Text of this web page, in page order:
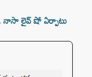
నాసా లైవ్‌ షో ఏర్పాటు